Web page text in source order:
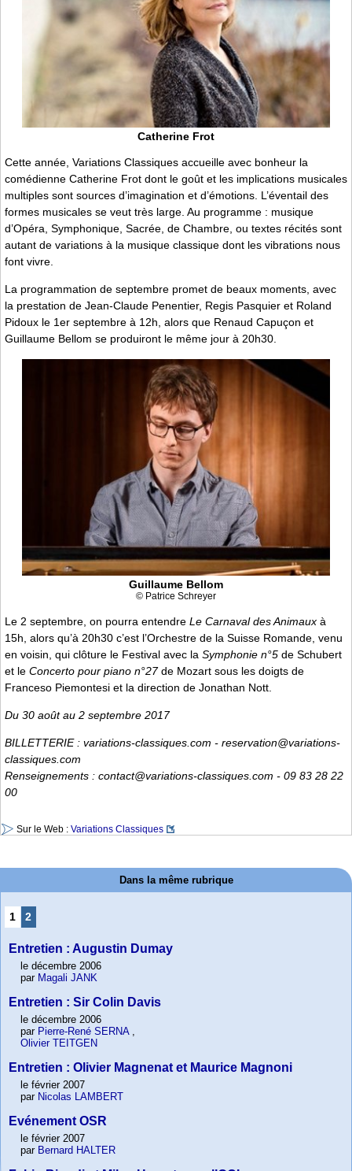
Catherine Frot
Cette année, Variations Classiques accueille avec bonheur la
comédienne Catherine Frot dont le goût et les implications musicales
multiples sont sources d’imagination et d’émotions. L’éventail des
formes musicales se veut très large. Au programme : musique
d’Opéra, Symphonique, Sacrée, de Chambre, ou textes récités sont
autant de variations à la musique classique dont les vibrations nous
font vivre.
La programmation de septembre promet de beaux moments, avec
la prestation de Jean-Claude Penentier, Regis Pasquier et Roland
Pidoux le 1er septembre à 12h, alors que Renaud Capuçon et
Guillaume Bellom se produiront le même jour à 20h30.
Guillaume Bellom
© Patrice Schreyer
Le 2 septembre, on pourra entendre Le Carnaval des Animaux à
15h, alors qu’à 20h30 c’est l’Orchestre de la Suisse Romande, venu
en voisin, qui clôture le Festival avec la Symphonie n°5 de Schubert
et le Concerto pour piano n°27de Mozart sous les doigts de
Franceso Piemontesi et la direction de Jonathan Nott.
Du 30 août au 2 septembre 2017
BILLETTERIE : variations-classiques.com - reservation@variations-
classiques.com
Renseignements : contact@variations-classiques.com - 09 83 28 22
00
Sur le Web : Variations Classiques
Dans la même rubrique
1 2
Entretien : Augustin Dumay
le décembre 2006
par Magali JANK
Entretien : Sir Colin Davis
le décembre 2006
par Pierre-René SERNA,
Olivier TEITGEN
Entretien : Olivier Magnenat et Maurice Magnoni
le février 2007
par Nicolas LAMBERT
Evénement OSR
le février 2007
par Bernard HALTER